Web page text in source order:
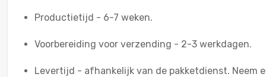
Productietijd - 6-7 weken.
Voorbereiding voor verzending - 2-3 werkdagen.
Levertijd - afhankelijk van de pakketdienst. Neem